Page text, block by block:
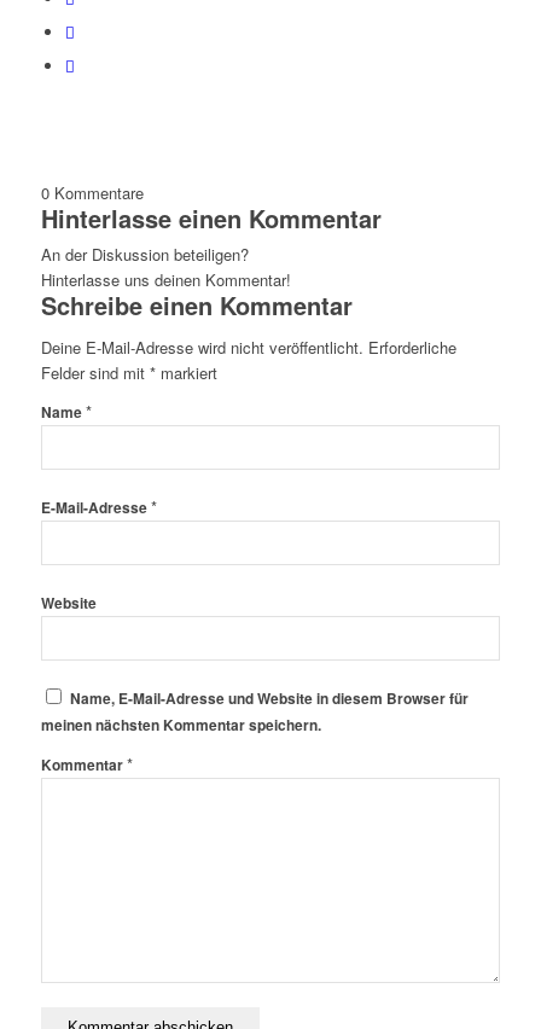
0 Kommentare
Hinterlasse einen Kommentar
An der Diskussion beteiligen?
Hinterlasse uns deinen Kommentar!
Schreibe einen Kommentar
Deine E-Mail-Adresse wird nicht veröffentlicht. Erforderliche
Felder sind mit *markiert
Name*
E-Mail-Adresse*
Website
Name, E-Mail-Adresse und Website in diesem Browser für
meinen nächsten Kommentar speichern.
Kommentar*